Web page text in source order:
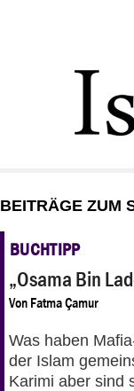
STARTSEITE
DEBATTE
PANORAMA
BEITRÄGE ZUM
BUCHTIPP
„Osama Bin
Von Fatma Çamur
Was haben
der Islam
Karimi aber sind